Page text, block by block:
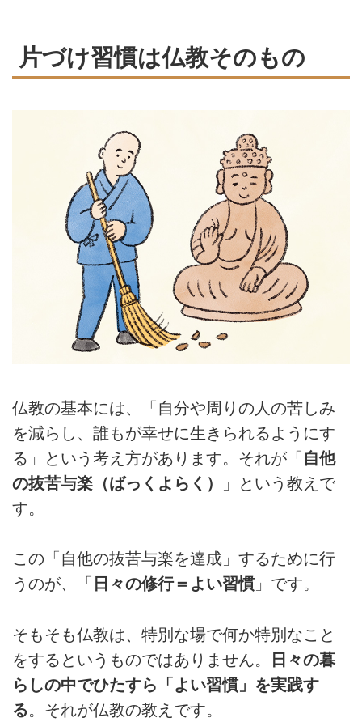
方」にどう向き合うべきかを、光
明寺の僧侶・松本紹圭さんに教え
片づけ習慣は仏教そのもの
仏教の基本には、「自分や周りの人の苦しみ
を減らし、誰もが幸せに生きられるようにす
る」という考え方があります。それが「 自他
の抜苦与楽（ばっくよらく）
」という教えで
す。
この「自他の抜苦与楽を達成」するために行
うのが、「 日々の修行＝よい習慣」です。
そもそも仏教は、特別な場で何か特別なこと
をするというものではありません。
日々の暮
らしの中でひたすら「よい習慣」を実践す
る。それが仏教の教えです。